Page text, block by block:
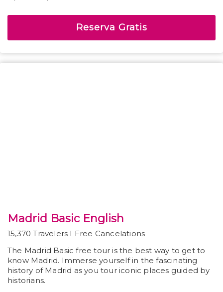
Reserva Gratis
Madrid Basic English
15,370 Travelers I Free Cancelations
The Madrid Basic free tour is the best way to get to
know Madrid. Immerse yourself in the fascinating
history of Madrid as you tour iconic places guided by
historians.